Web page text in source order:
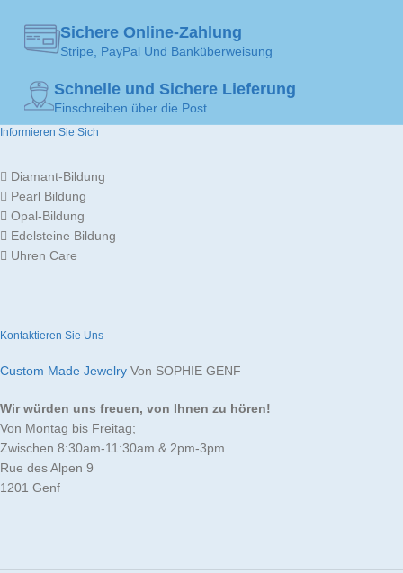
Sichere Online-Zahlung
Stripe, PayPal Und Banküberweisung
Schnelle und Sichere Lieferung
Einschreiben über die Post
Informieren Sie Sich
Diamant-Bildung
Pearl Bildung
Opal-Bildung
Edelsteine Bildung
Uhren Care
Kontaktieren Sie Uns
Custom Made Jewelry Von SOPHIE GENF
Wir würden uns freuen, von Ihnen zu hören!
Von Montag bis Freitag;
Zwischen 8:30am-11:30am & 2pm-3pm.
Rue des Alpen 9
1201 Genf